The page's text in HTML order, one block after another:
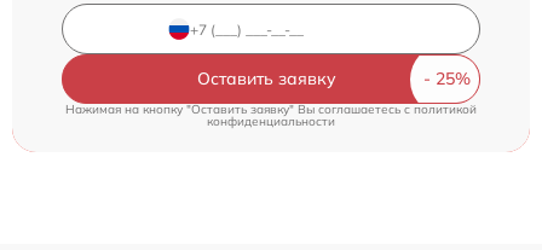
Оставить заявку
Нажимая на кнопку "Оставить заявку" Вы соглашаетесь c политикой
конфиденциальности